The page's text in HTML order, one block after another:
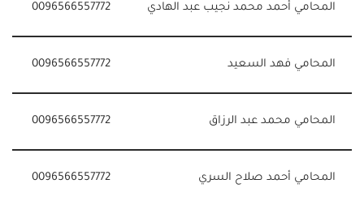
المحامي أحمد محمد نجيب عبد الهادي 0096566557772
المحامي فهد السعيد 0096566557772
المحامي محمد عبد الرزاق 0096566557772
المحامي أحمد صلاح السري 0096566557772